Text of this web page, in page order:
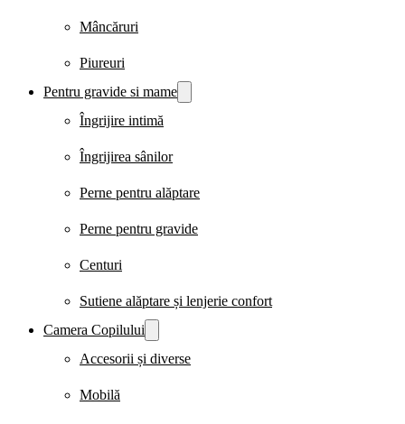
Mâncăruri
Piureuri
Pentru gravide si mame
Îngrijire intimă
Îngrijirea sânilor
Perne pentru alăptare
Perne pentru gravide
Centuri
Sutiene alăptare și lenjerie confort
Camera Copilului
Accesorii și diverse
Mobilă